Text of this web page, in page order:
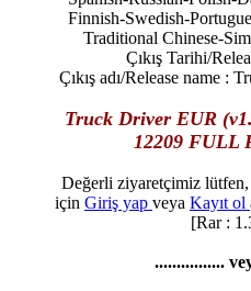
Finnish-Swedish-
Traditional Chinese-
Çıkış Tarihi/
Çıkış adı/Release name :
Truck Driver EUR
12209 FULL
Değerli ziyaretçimiz
için Giriş yap veya Kayıt ol
[Rar :
................